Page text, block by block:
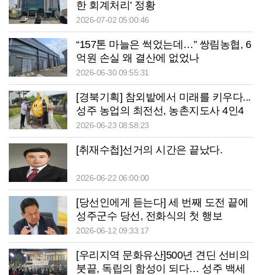
한 회계처리’ 정황
2026-07-02 05:00:46
“157톤 마늘은 썩었는데…” 쌍림농협, 6
억원 손실 왜 결산에 없었나
2026-06-30 09:55:31
[경북기획] 참외밭에서 미래를 키우다...
성주 농업의 최전선, 농촌지도사 4인4
색
2026-06-23 08:58:23
[취재수첩]선거의 시간은 끝났다.
2026-06-22 06:00:00
[당선인에게 듣는다] 세 번째 도전 끝에
성주군수 당선, 전화식의 첫 행보
2026-06-12 09:33:17
[우리지역 문화유산]500년 견딘 선비의
붓끝, 독립의 함성이 되다… 성주 백세